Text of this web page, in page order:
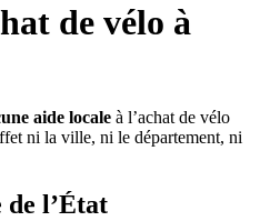
de vélo à
aide locale à l’achat de vélo
ni la ville, ni le département, ni
de l’État